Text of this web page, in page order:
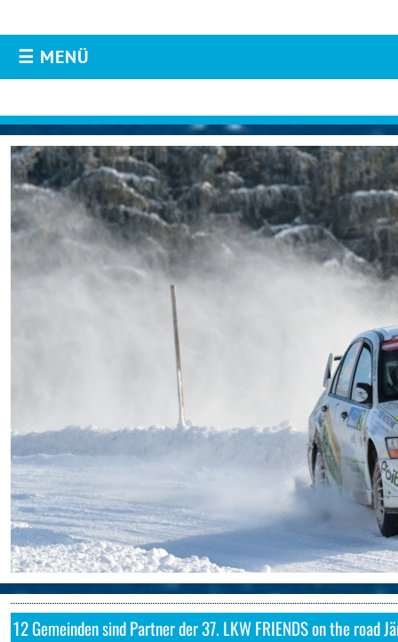
☰ MENÜ
Aktuelles
Live-Resultate
ORM APP
Livestream
Instagram
Facebook
Regional Rallye Cup
Nennung
Nennliste
Zeitplan
Streckenplan
SP Onboard Videos
Zimmernachweis
12 Gemeinden sind Partner der 37. LKW FRIENDS on the road